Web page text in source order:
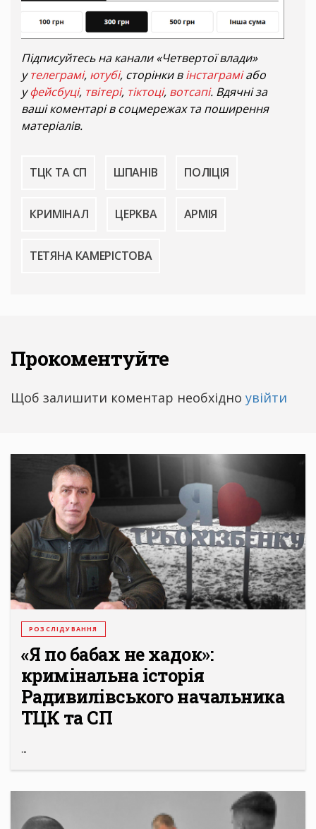
Підписуйтесь на канали «Четвертої влади»
утелеграмі, ютубі, сторінки вінстаграміабо
уфейсбуці, твітері, тіктоці, вотсапі. Вдячні за
ваші коментарі в соцмережах та поширення
матеріалів.
ТЦК ТА СП ШПАНІВ ПОЛІЦІЯ
КРИМІНАЛ ЦЕРКВА АРМІЯ
ТЕТЯНА КАМЕРІСТОВА
Прокоментуйте
Щоб залишити коментар необхідно увійти
РОЗСЛІДУВАННЯ
«Я по бабах не хадок»:
кримінальна історія
Радивилівського начальника
ТЦК та СП
...